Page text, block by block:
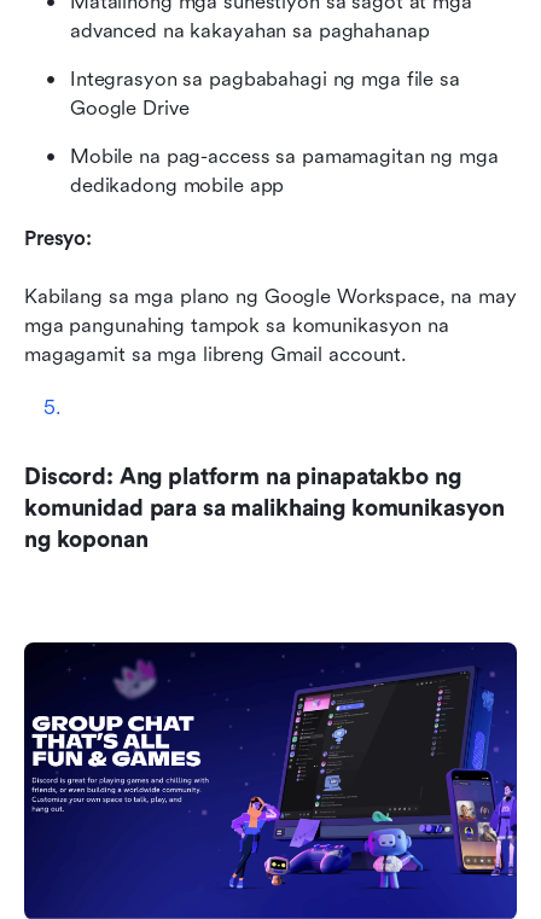
advanced na kakayahan sa paghahanap
Integrasyon sa pagbabahagi ng mga file sa
Google Drive
Mobile na pag-access sa pamamagitan ng mga
dedikadong mobile app
Presyo:
Kabilang sa mga plano ng Google Workspace, na may
mga pangunahing tampok sa komunikasyon na
magagamit sa mga libreng Gmail account.
Discord: Ang platform na pinapatakbo ng
komunidad para sa malikhaing komunikasyon
ng koponan